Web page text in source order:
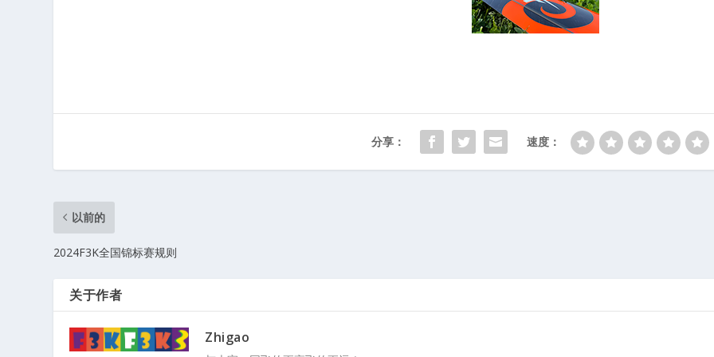
分享： 速度：
以前的
2024F3K全国锦标赛规则
关于作者
Zhigao